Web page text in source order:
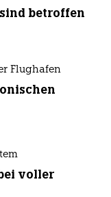
betroffen
Flughafen
voller